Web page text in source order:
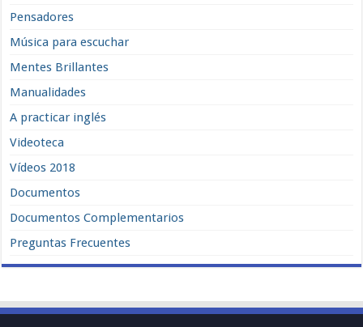
Pensadores
Música para escuchar
Mentes Brillantes
Manualidades
A practicar inglés
Videoteca
Vídeos 2018
Documentos
Documentos Complementarios
Preguntas Frecuentes